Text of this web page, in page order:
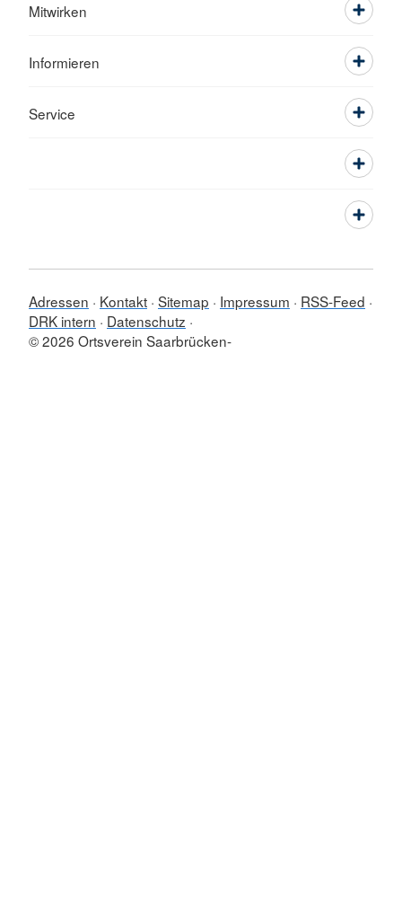
Mitwirken
Informieren
Service
Adressen Kontakt Sitemap Impressum
RSS-Feed
DRK intern
Datenschutz
© 2026 Ortsverein Saarbrücken-